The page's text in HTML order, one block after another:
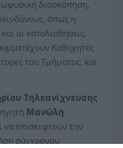
διασκόπηση,
όπως η
οι κατολισθήσεις.
Καθηγητές
του Τμήματος, και
Τηλεανίχνευσης
Μανώλη
να επισκεφτούν την
σύγχρονου